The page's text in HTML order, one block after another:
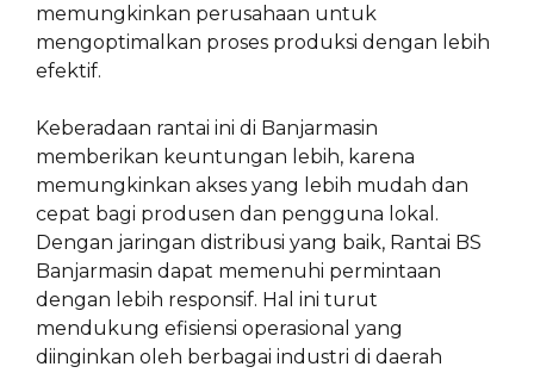
memungkinkan perusahaan untuk
mengoptimalkan proses produksi dengan lebih
efektif.
Keberadaan rantai ini di Banjarmasin
memberikan keuntungan lebih, karena
memungkinkan akses yang lebih mudah dan
cepat bagi produsen dan pengguna lokal.
Dengan jaringan distribusi yang baik, Rantai BS
Banjarmasin dapat memenuhi permintaan
dengan lebih responsif. Hal ini turut
mendukung efisiensi operasional yang
diinginkan oleh berbagai industri di daerah